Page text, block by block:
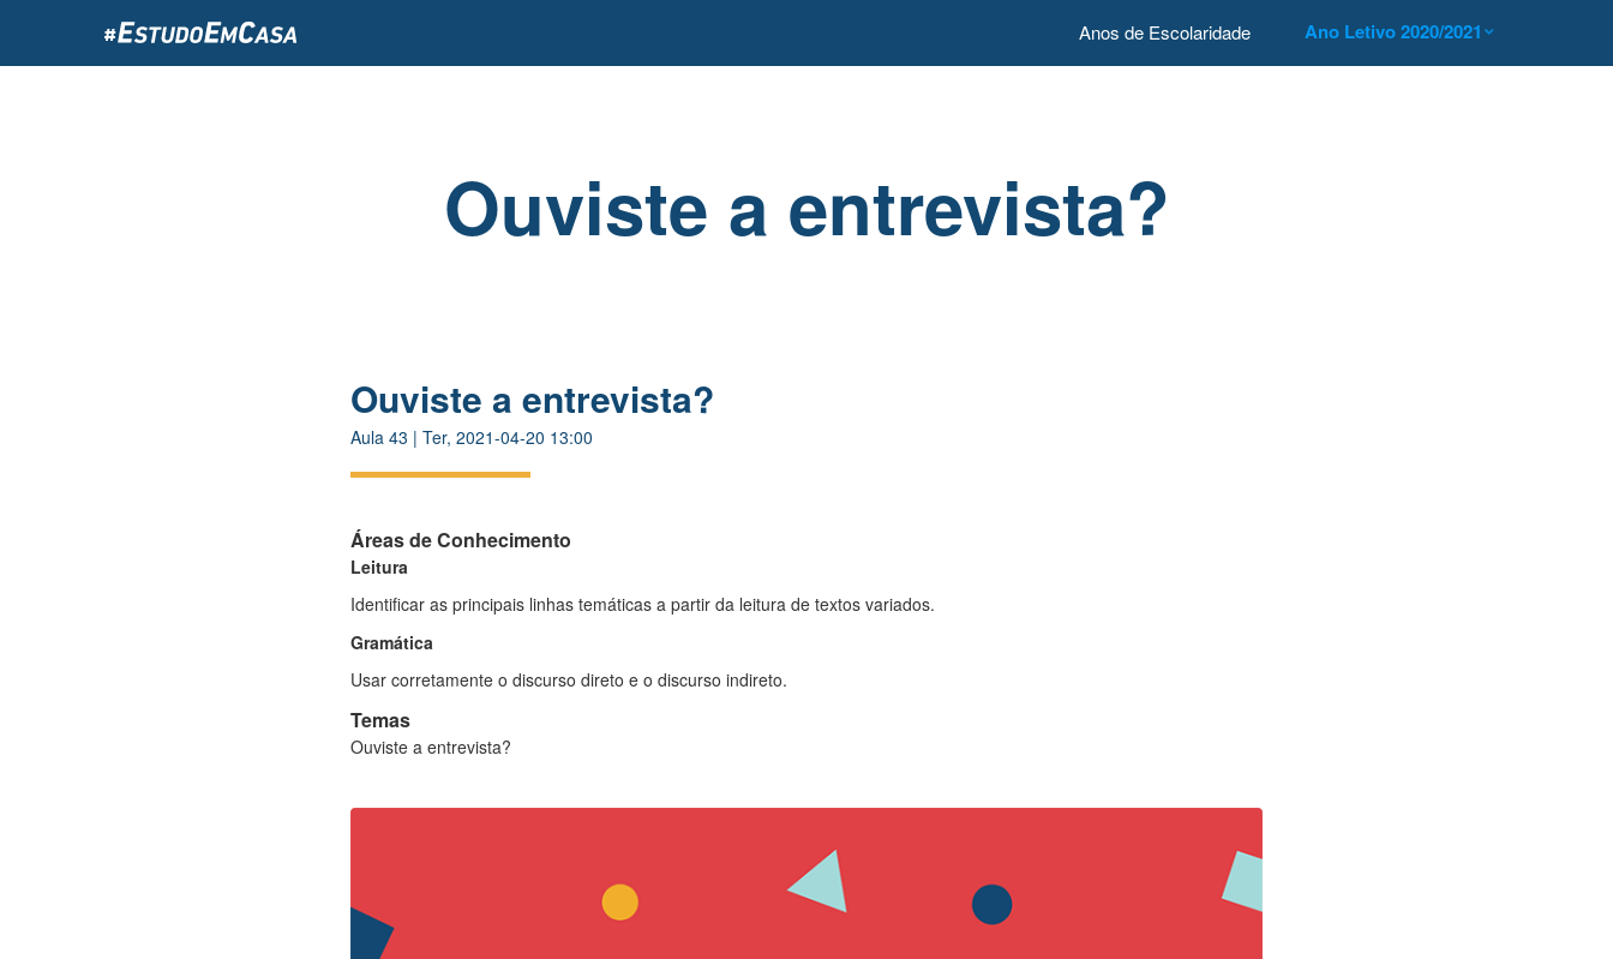
o
Anos de Escolaridade Ano Letivo 2020/2021
Ouviste a entrevista?
Ouviste a entrevista?
Aula 43 | Ter, 2021-04-20 13:00
Áreas de Conhecimento
Leitura
Identificar as principais linhas temáticas a partir da leitura de textos variados.
Gramática
Usar corretamente o discurso direto e o discurso indireto.
Temas
Ouviste a entrevista?